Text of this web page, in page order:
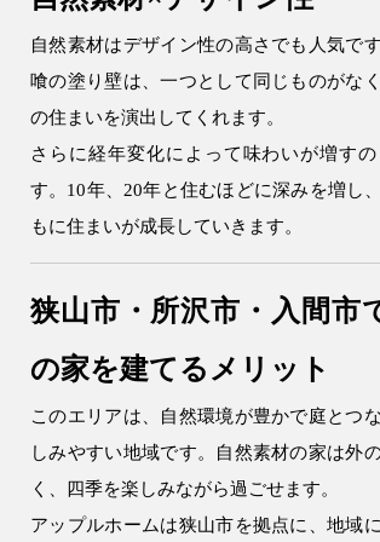
自然素材はデザイン性の高さでも人気で
喰の塗り壁は、一つとして同じものがな
の住まいを演出してくれます。
さらに経年変化によって味わいが増す
す。10年、20年と住むほどに深みを増し
もに住まいが成長していきます。
狭山市・所沢市・入間市
の家を建てるメリット
このエリアは、自然環境が豊かで庭とつ
しみやすい地域です。自然素材の家は外
く、四季を楽しみながら過ごせます。
アップルホームは狭山市を拠点に、地域
0120-37-7611
アフターメンテナンス
04-2950-7171
事業用
04-2968-5522